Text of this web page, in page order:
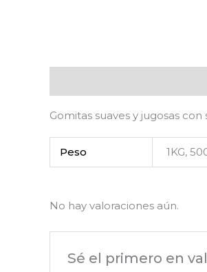
Gomitas suaves y jugosas
Peso 1KG,
No hay valoraciones aún.
Sé el primero en